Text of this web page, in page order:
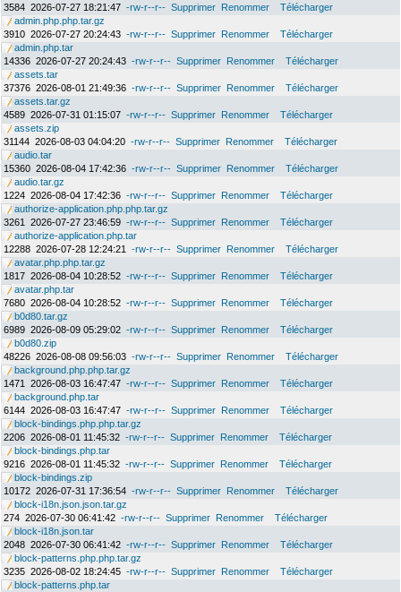
3584 2026-07-27 18:21:47 -rw-r--r-- Supprimer Renommer
Télécharger
admin.php.php.tar.gz
3910 2026-07-27 20:24:43 -rw-r--r-- Supprimer Renommer
Télécharger
admin.php.tar
14336 2026-07-27 20:24:43 -rw-r--r-- Supprimer Renommer
Télécharger
assets.tar
37376 2026-08-01 21:49:36 -rw-r--r-- Supprimer Renommer
Télécharger
assets.tar.gz
4589 2026-07-31 01:15:07 -rw-r--r-- Supprimer Renommer
Télécharger
assets.zip
31144 2026-08-03 04:04:20 -rw-r--r-- Supprimer Renommer
Télécharger
audio.tar
15360 2026-08-04 17:42:36 -rw-r--r-- Supprimer Renommer
Télécharger
audio.tar.gz
1224 2026-08-04 17:42:36 -rw-r--r-- Supprimer Renommer
Télécharger
authorize-application.php.php.tar.gz
3261
2026-07-27 23:46:59 -rw-r--r-- Supprimer Renommer
Télécharger
authorize-application.php.tar
12288 2026-07-28 12:24:21 -rw-r--r-- Supprimer Renommer
Télécharger
avatar.php.php.tar.gz
1817 2026-08-04 10:28:52 -rw-r--r-- Supprimer Renommer
Télécharger
avatar.php.tar
7680 2026-08-04 10:28:52 -rw-r--r-- Supprimer Renommer
Télécharger
b0d80.tar.gz
6989 2026-08-09 05:29:02 -rw-r--r-- Supprimer Renommer
Télécharger
b0d80.zip
48226 2026-08-08 09:56:03 -rw-r--r-- Supprimer Renommer
Télécharger
background.php.php.tar.gz
1471
2026-08-03 16:47:47 -rw-r--r-- Supprimer Renommer
Télécharger
background.php.tar
6144 2026-08-03 16:47:47 -rw-r--r-- Supprimer Renommer
Télécharger
block-bindings.php.php.tar.gz
2206 2026-08-01 11:45:32 -rw-r--r-- Supprimer Renommer
Télécharger
block-bindings.php.tar
9216 2026-08-01 11:45:32 -rw-r--r-- Supprimer Renommer
Télécharger
block-bindings.zip
10172 2026-07-31 17:36:54 -rw-r--r-- Supprimer Renommer
Télécharger
block-i18n.json.json.tar.gz
274 2026-07-30 06:41:42 -rw-r--r-- Supprimer Renommer
Télécharger
block-i18n.json.tar
2048 2026-07-30 06:41:42 -rw-r--r-- Supprimer Renommer
Télécharger
block-patterns.php.php.tar.gz
3235 2026-08-02 18:24:45 -rw-r--r-- Supprimer Renommer
Télécharger
block-patterns.php.tar